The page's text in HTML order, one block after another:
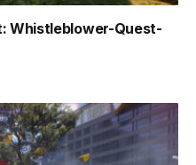
Whistleblower-Quest-